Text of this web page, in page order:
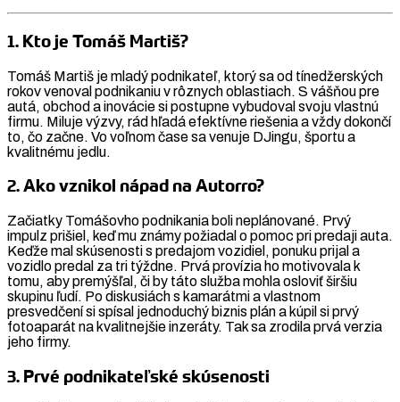
1. Kto je Tomáš Martiš?
Tomáš Martiš je mladý podnikateľ, ktorý sa od tínedžerských
rokov venoval podnikaniu v rôznych oblastiach. S vášňou pre
autá, obchod a inovácie si postupne vybudoval svoju vlastnú
firmu. Miluje výzvy, rád hľadá efektívne riešenia a vždy dokončí
to, čo začne. Vo voľnom čase sa venuje DJingu, športu a
kvalitnému jedlu.
2. Ako vznikol nápad na Autorro?
Začiatky Tomášovho podnikania boli neplánované. Prvý
impulz prišiel, keď mu známy požiadal o pomoc pri predaji auta.
Keďže mal skúsenosti s predajom vozidiel, ponuku prijal a
vozidlo predal za tri týždne. Prvá provízia ho motivovala k
tomu, aby premýšľal, či by táto služba mohla osloviť širšiu
skupinu ľudí. Po diskusiách s kamarátmi a vlastnom
presvedčení si spísal jednoduchý biznis plán a kúpil si prvý
fotoaparát na kvalitnejšie inzeráty. Tak sa zrodila prvá verzia
jeho firmy.
3. Prvé podnikateľské skúsenosti